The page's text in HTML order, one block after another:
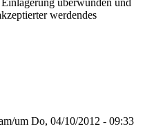
überwunden und
werdendes
um Do, 04/10/2012 - 09:33